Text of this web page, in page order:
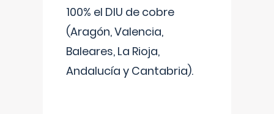
100% el DIU de cobre
(Aragón, Valencia,
Baleares, La Rioja,
Andalucía y Cantabria).